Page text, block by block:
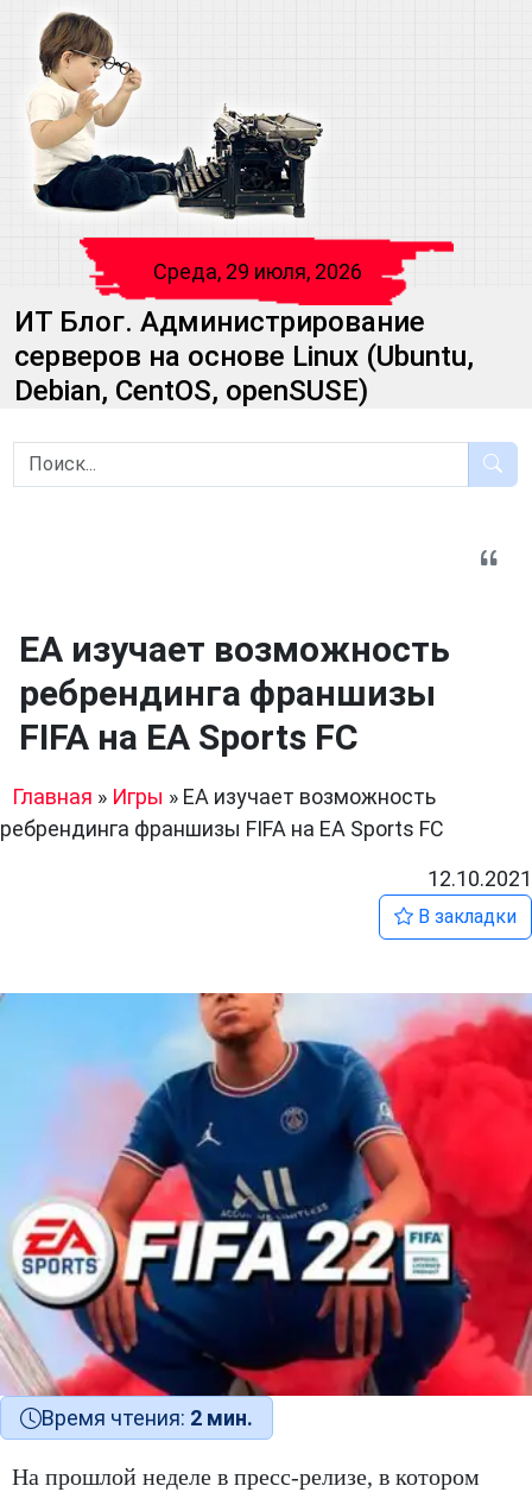
Среда, 29 июля, 2026
ИТ Блог. Администрирование
серверов на основе Linux (Ubuntu,
Debian, CentOS, openSUSE)
EA изучает возможность
ребрендинга франшизы
FIFA на EA Sports FC
Главная » Игры » EA изучает возможность
ребрендинга франшизы FIFA на EA Sports FC
12.10.2021
В закладки
Время чтения: 2 мин.
На прошлой неделе в пресс-релизе, в котором